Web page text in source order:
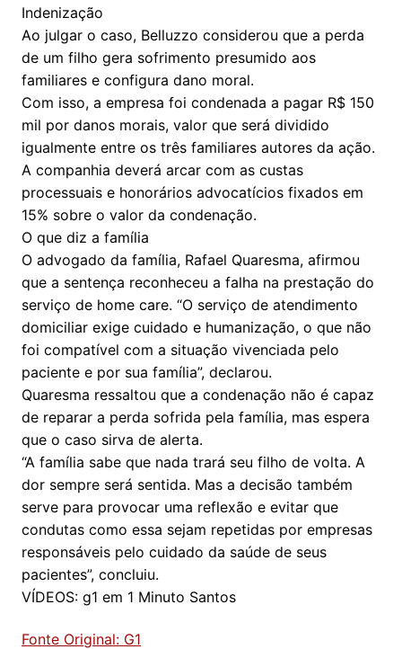
Indenização
Ao julgar o caso, Belluzzo considerou que a perda
de um filho gera sofrimento presumido aos
familiares e configura dano moral.
Com isso, a empresa foi condenada a pagar R$ 150
mil por danos morais, valor que será dividido
igualmente entre os três familiares autores da ação.
A companhia deverá arcar com as custas
processuais e honorários advocatícios fixados em
15% sobre o valor da condenação.
O que diz a família
O advogado da família, Rafael Quaresma, afirmou
que a sentença reconheceu a falha na prestação do
serviço de home care. “O serviço de atendimento
domiciliar exige cuidado e humanização, o que não
foi compatível com a situação vivenciada pelo
paciente e por sua família”, declarou.
Quaresma ressaltou que a condenação não é capaz
de reparar a perda sofrida pela família, mas espera
que o caso sirva de alerta.
“A família sabe que nada trará seu filho de volta. A
dor sempre será sentida. Mas a decisão também
serve para provocar uma reflexão e evitar que
condutas como essa sejam repetidas por empresas
responsáveis pelo cuidado da saúde de seus
pacientes”, concluiu.
VÍDEOS: g1 em 1 Minuto Santos
Fonte Original: G1